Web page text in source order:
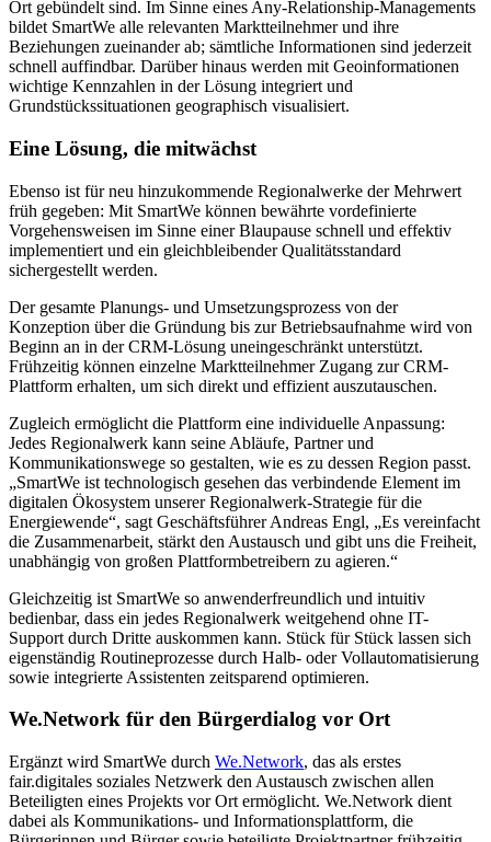
Ort gebündelt sind. Im Sinne eines Any-Relationship-Managements
bildet SmartWe alle relevanten Marktteilnehmer und ihre
Beziehungen zueinander ab; sämtliche Informationen sind jederzeit
schnell auffindbar. Darüber hinaus werden mit Geoinformationen
wichtige Kennzahlen in der Lösung integriert und
Grundstückssituationen geographisch visualisiert.
Eine Lösung, die mitwächst
Ebenso ist für neu hinzukommende Regionalwerke der Mehrwert
früh gegeben: Mit SmartWe können bewährte vordefinierte
Vorgehensweisen im Sinne einer Blaupause schnell und effektiv
implementiert und ein gleichbleibender Qualitätsstandard
sichergestellt werden.
Der gesamte Planungs- und Umsetzungsprozess von der
Konzeption über die Gründung bis zur Betriebsaufnahme wird von
Beginn an in der CRM-Lösung uneingeschränkt unterstützt.
Frühzeitig können einzelne Marktteilnehmer Zugang zur CRM-
Plattform erhalten, um sich direkt und effizient auszutauschen.
Zugleich ermöglicht die Plattform eine individuelle Anpassung:
Jedes Regionalwerk kann seine Abläufe, Partner und
Kommunikationswege so gestalten, wie es zu dessen Region passt.
„SmartWe ist technologisch gesehen das verbindende Element im
digitalen Ökosystem unserer Regionalwerk-Strategie für die
Energiewende“, sagt Geschäftsführer Andreas Engl, „Es vereinfacht
die Zusammenarbeit, stärkt den Austausch und gibt uns die Freiheit,
unabhängig von großen Plattformbetreibern zu agieren.“
Gleichzeitig ist SmartWe so anwenderfreundlich und intuitiv
bedienbar, dass ein jedes Regionalwerk weitgehend ohne IT-
Support durch Dritte auskommen kann. Stück für Stück lassen sich
eigenständig Routineprozesse durch Halb- oder Vollautomatisierung
sowie integrierte Assistenten zeitsparend optimieren.
We.Network für den Bürgerdialog vor Ort
Ergänzt wird SmartWe durch We.Network, das als erstes
fair.digitales soziales Netzwerk den Austausch zwischen allen
Beteiligten eines Projekts vor Ort ermöglicht. We.Network dient
dabei als Kommunikations- und Informationsplattform, die